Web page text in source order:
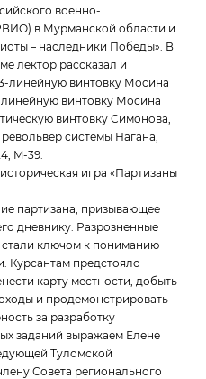
военно-
в Мурманской области и
– наследники Победы». В
лектор рассказал и
линейную винтовку Мосина
винтовку Мосина
винтовку Симонова,
системы Нагана,
M-39.
игра «Партизаны
партизана, призывающее
дневнику. Разрозненные
стали ключом к пониманию
Курсантам предстояло
карту местности, добыть
и продемонстрировать
за разработку
заданий выражаем Елене
Туломской
Совета регионального